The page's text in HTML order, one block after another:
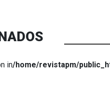
in/home/revistapm/